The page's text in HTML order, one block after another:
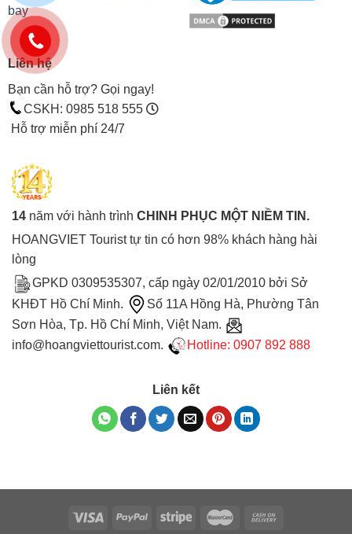
bay
Liên hệ
Bạn cần hỗ trợ? Gọi ngay!
CSKH: 0985 518 555
Hỗ trợ miễn phí 24/7
14 năm với hành trình CHINH PHỤC MỘT NIỀM TIN.
HOANGVIET Tourist tự tin có hơn 98% khách hàng hài
lòng
GPKD 0309535307, cấp ngày 02/01/2010 bởi Sở
KHĐT Hồ Chí Minh.
Số 11A Hồng Hà, Phường Tân
Sơn Hòa, Tp. Hồ Chí Minh, Việt Nam.
info@hoangviettourist.com.
Hotline: 0907 892 888
Liên kết